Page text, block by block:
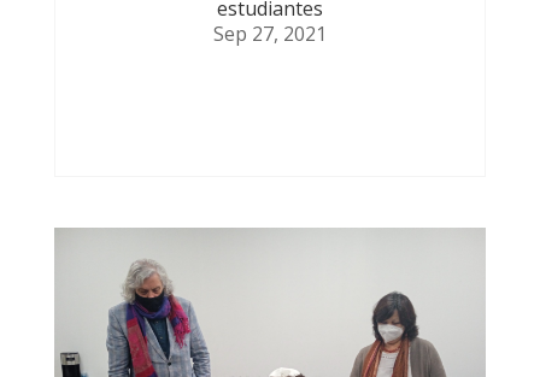
estudiantes
Sep 27, 2021